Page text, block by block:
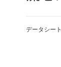
データシート